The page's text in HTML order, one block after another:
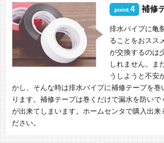
point.4 補修
排水パイプに亀
ることをおスス
が交換するのは
しれません。ま
うしようと不安
かし、そんな時は排水パイプに補修テープを
ります。補修テープは巻くだけで漏水を防い
が出来てしまいます。ホームセンタで購入出来
ださい。